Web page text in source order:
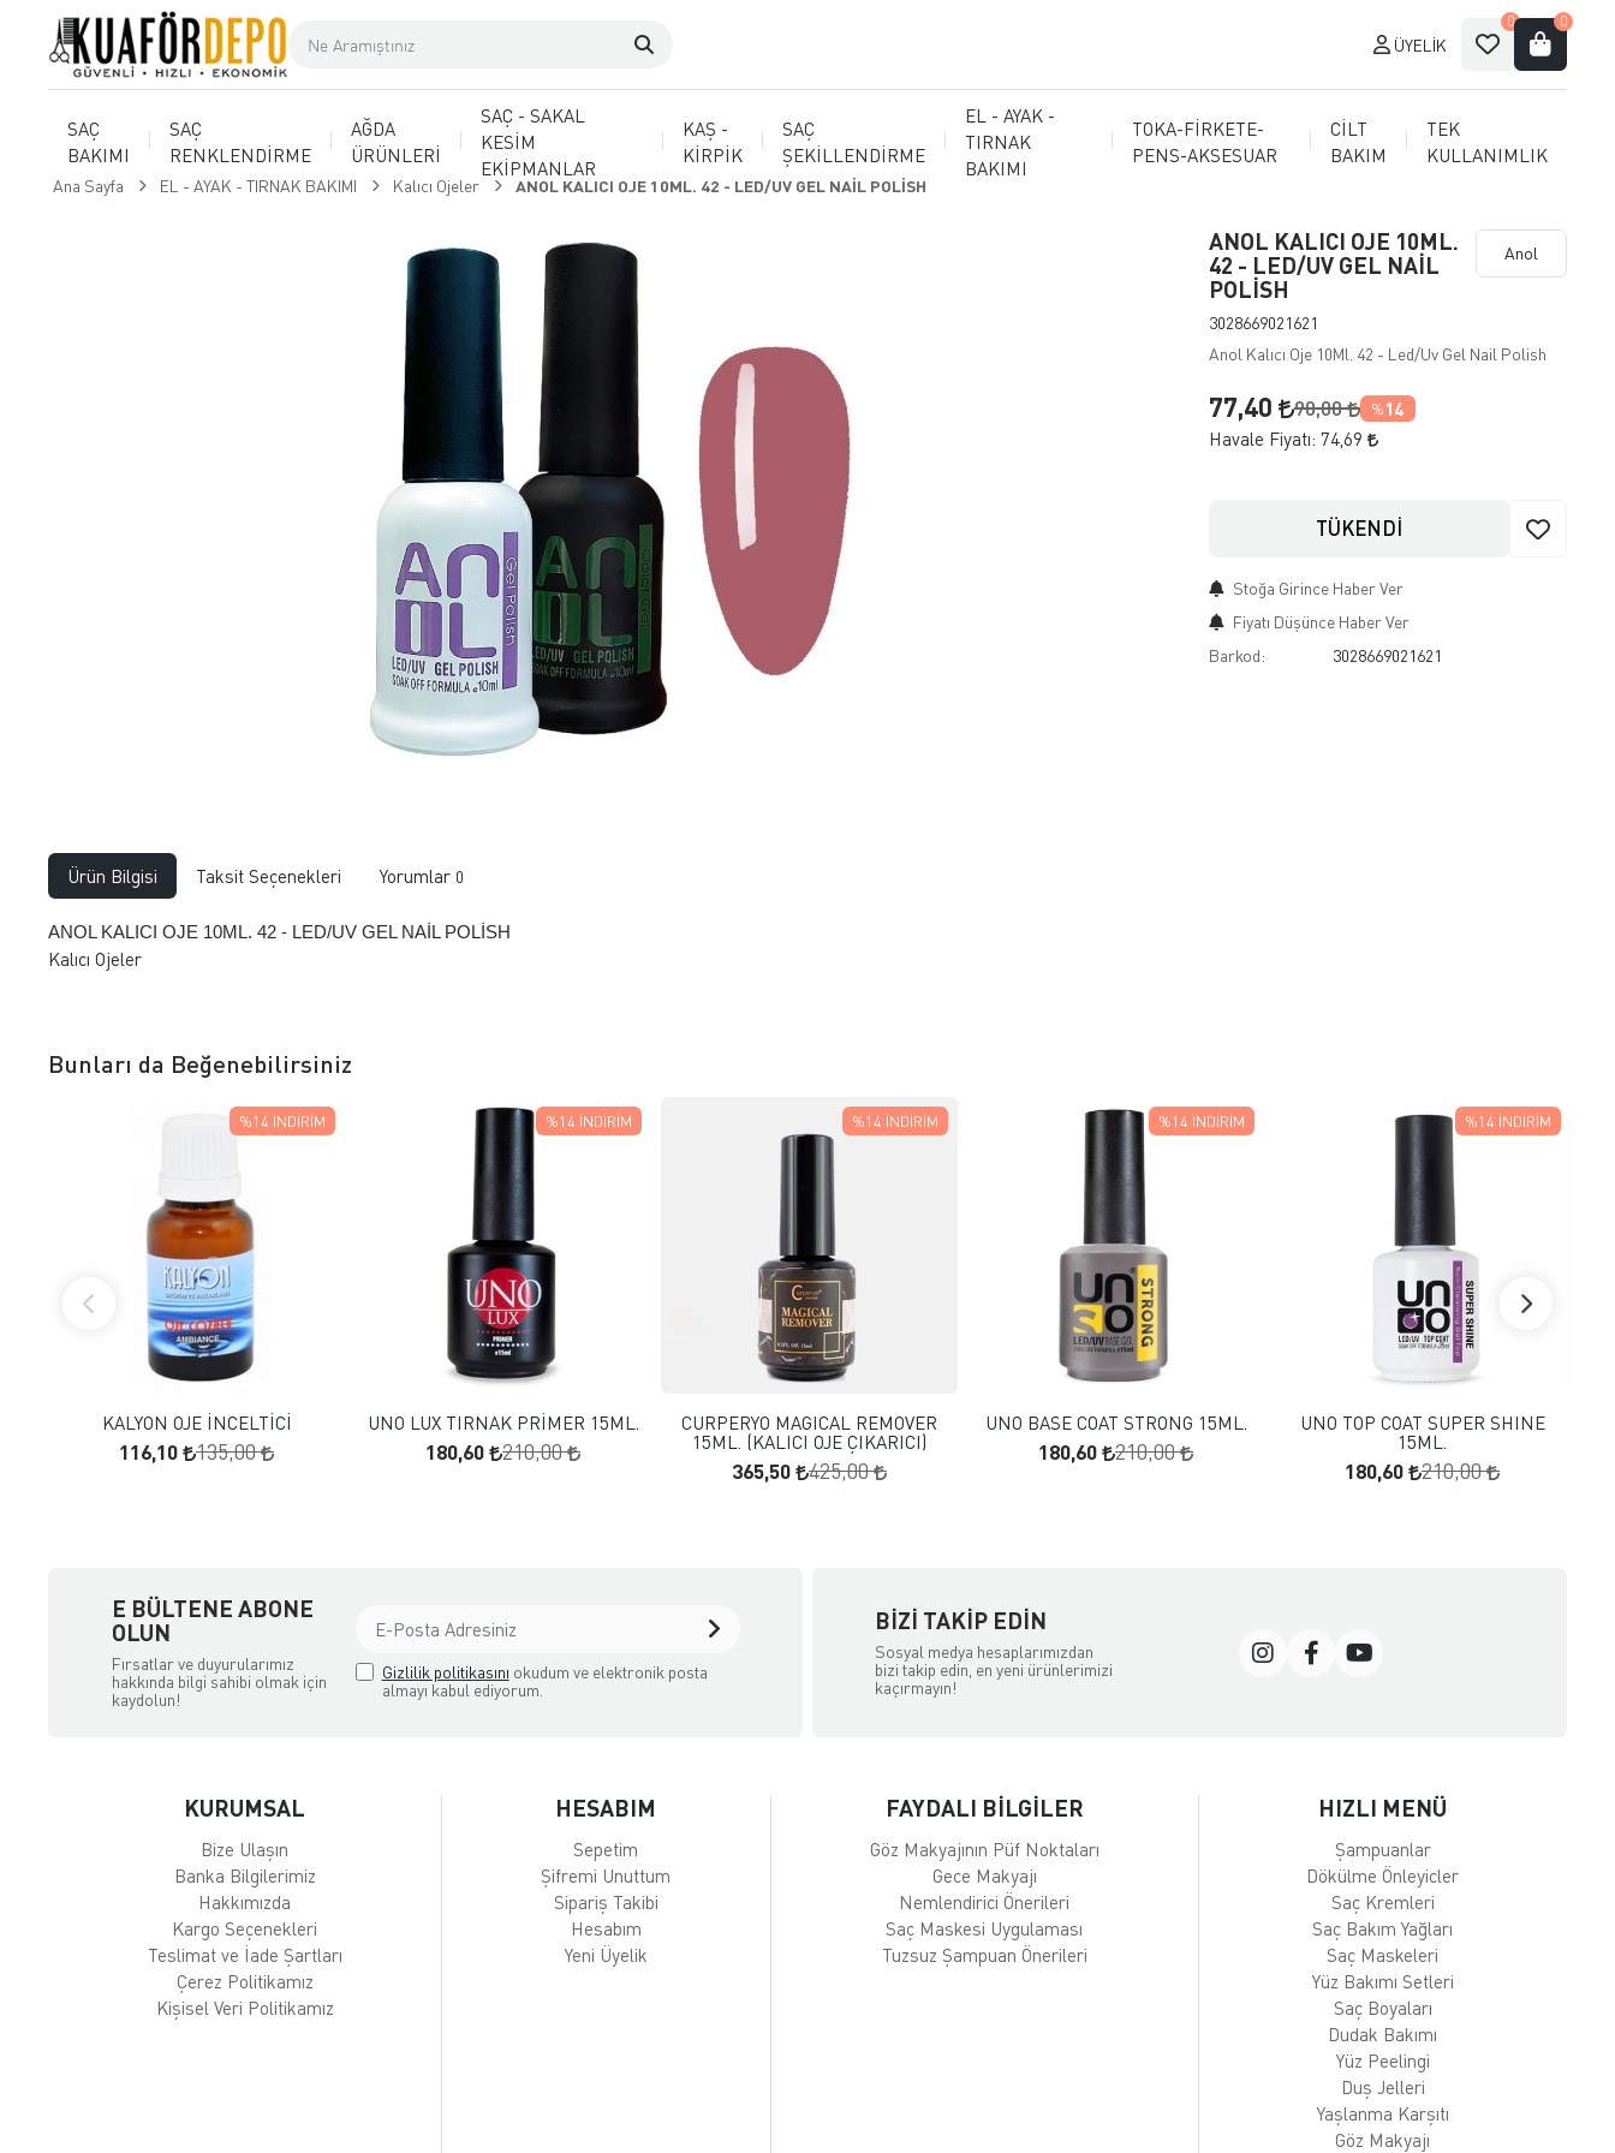
ÜYELIK
0 0
SAÇ
BAKIMI
SAÇ
RENKLENDİRME
AĞDA
ÜRÜNLERİ
SAÇ - SAKAL
KESİM
EKİPMANLAR
KAŞ -
KİRPİK
SAÇ
ŞEKİLLENDİRME
EL - AYAK -
TIRNAK
BAKIMI
TOKA-FİRKETE-
PENS-AKSESUAR
CİLT
BAKIM
TEK
KULLANIMLIK
Ana Sayfa EL - AYAK - TIRNAK BAKIMI Kalıcı Ojeler ANOL KALICI OJE 10ML. 42 - LED/UV GEL NAİL POLİSH
ANOL KALICI OJE 10ML.
42 - LED/UV GEL NAİL
POLİSH
3028669021621
Anol
Anol Kalıcı Oje 10Ml. 42 - Led/Uv Gel Nail Polish
77,40 90,00 % 14
Havale Fiyatı: 74,69
TÜKENDİ
Stoğa Girince Haber Ver
Fiyatı Düşünce Haber Ver
Barkod:
3028669021621
Ürün Bilgisi Taksit Seçenekleri Yorumlar 0
ANOL KALICI OJE 10ML. 42 - LED/UV GEL NAİL POLİSH
Kalıcı Ojeler
Bunları da Beğenebilirsiniz
FAVORILERE EKLE
SEPETE EKLE
KALYON OJE İNCELTİCİ
116,10 135,00
%14 İNDIRIM
FAVORILERE EKLE
SEPETE EKLE
UNO LUX TIRNAK PRİMER 15ML.
180,60 210,00
%14 İNDIRIM
FAVORILERE EKLE
SEPETE EKLE
CURPERYO MAGICAL REMOVER
15ML. (KALICI OJE ÇIKARICI)
365,50 425,00
%14 İNDIRIM
FAVORILERE EKLE
SEPETE EKLE
UNO BASE COAT STRONG 15ML.
180,60 210,00
%14 İNDIRIM
FAVORILERE EKLE
SEPETE EKLE
UNO TOP COAT SUPER SHINE
15ML.
180,60 210,00
%14 İNDIRIM
E BÜLTENE ABONE
OLUN
Fırsatlar ve duyurularımız
hakkında bilgi sahibi olmak için
kaydolun!
Gizlilik politikasını okudum ve elektronik posta
almayı kabul ediyorum.
BIZI TAKIP EDIN
Sosyal medya hesaplarımızdan
bizi takip edin, en yeni ürünlerimizi
kaçırmayın!
KURUMSAL
Bize Ulaşın
Banka Bilgilerimiz
Hakkımızda
Kargo Seçenekleri
Teslimat ve İade Şartları
Çerez Politikamız
Kişisel Veri Politikamız
HESABIM
Sepetim
Şifremi Unuttum
Sipariş Takibi
Hesabım
Yeni Üyelik
FAYDALI BİLGİLER
Göz Makyajının Püf Noktaları
Gece Makyajı
Nemlendirici Önerileri
Saç Maskesi Uygulaması
Tuzsuz Şampuan Önerileri
HIZLI MENÜ
Şampuanlar
Dökülme Önleyicler
Saç Kremleri
Saç Bakım Yağları
Saç Maskeleri
Yüz Bakımı Setleri
Saç Boyaları
Dudak Bakımı
Yüz Peelingi
Duş Jelleri
Yaşlanma Karşıtı
Göz Makyajı